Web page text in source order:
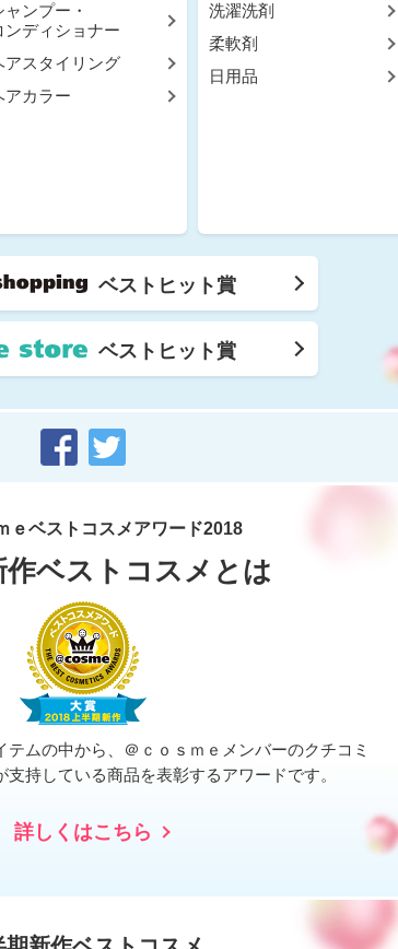
ャンプー・
ンディショナー
アスタイリング
アカラー
洗濯洗剤
柔軟剤
日用品
ベストヒット賞
ベストヒット賞
ｅベストコスメアワード2018
作ベストコスメとは
テムの中から、＠ｃｏｓｍｅメンバーのクチコミ
持している商品を表彰するアワードです。
詳しくはこちら